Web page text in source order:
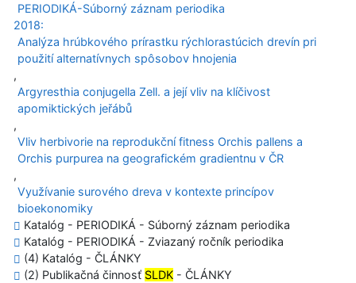
PERIODIKÁ-Súborný záznam periodika
2018:
Analýza hrúbkového prírastku rýchlorastúcich drevín pri
použití alternatívnych spôsobov hnojenia
,
Argyresthia conjugella Zell. a její vliv na klíčivost
apomiktických jeřábů
,
Vliv herbivorie na reprodukční fitness Orchis pallens a
Orchis purpurea na geografickém gradientnu v ČR
,
Využívanie surového dreva v kontexte princípov
bioekonomiky
Katalóg - PERIODIKÁ - Súborný záznam periodika
Katalóg - PERIODIKÁ - Zviazaný ročník periodika
(4) Katalóg - ČLÁNKY
(2) Publikačná činnosť SLDK - ČLÁNKY